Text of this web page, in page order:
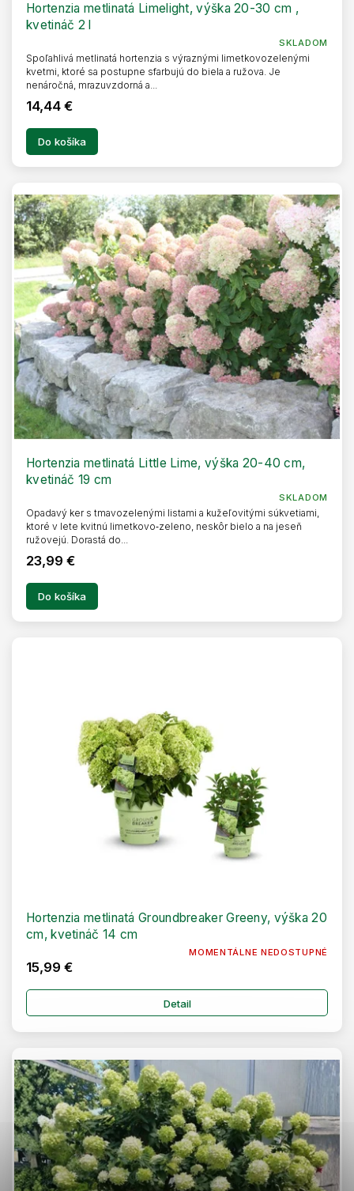
Hortenzia metlinatá Limelight, výška 20-30 cm ,
kvetináč 2 l
SKLADOM
14,44 €
Do košíka
Spoľahlivá metlinatá hortenzia s výraznými limetkovozelenými
kvetmi, ktoré sa postupne sfarbujú do biela a ružova. Je
nenáročná, mrazuvzdorná a...
Hortenzia metlinatá Little Lime, výška 20-40 cm,
kvetináč 19 cm
SKLADOM
23,99 €
Do košíka
Opadavý ker s tmavozelenými listami a kužeľovitými súkvetiami,
ktoré v lete kvitnú limetkovo‑zeleno, neskôr bielo a na jeseň
ružovejú. Dorastá do...
Hortenzia metlinatá Groundbreaker Greeny, výška 20
cm, kvetináč 14 cm
MOMENTÁLNE NEDOSTUPNÉ
15,99 €
Detail